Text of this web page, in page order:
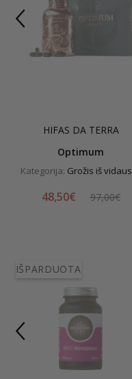
HIFAS DA TERRA
Optimum
Kategorija: Grožis iš vidaus
48,50€ 97,00€
IŠPARDUOTA